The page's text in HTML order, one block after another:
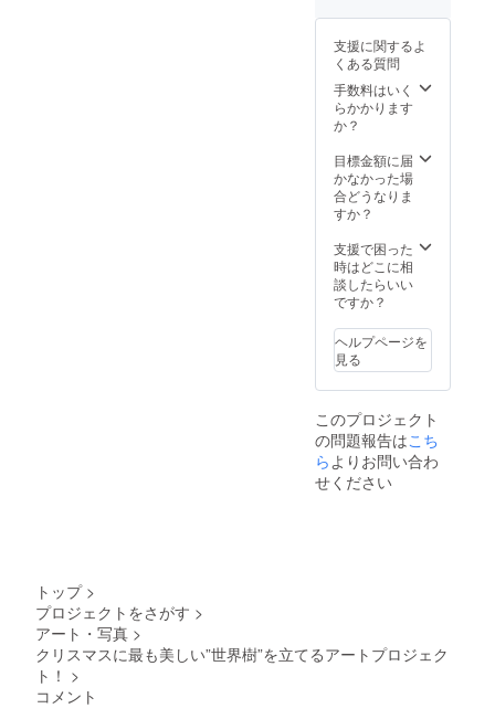
ド
Liv:ra（
ラ）と
の共同
す。 ※
素材シ
ルク
100％ /
め ※縁
の仕様
は変更
される
ござい
ます。
が、ツ
リーの
葉のど
の部分
のカ
月中の
発送と
容は多
少変更
になる
ありま
す。
〜
23cm/M
:23〜
24.5cm/
L:24.5
〜
福の世
界樹の
葉（草
が、限
定200枚
の幸福
のハン
BLESS
姿を変
えてあ
元へ届
きま
す。 ◆
MahoS
ぐ
せん ✴︎
画像は
イメー
ジで
す。額
の仕様
ドサイ
ズのも
のに変
す。 ✴︎2
月中の
お届け
となり
神話の
続きで
あり、
夢を見
る人と
その夢
同じで
す。 一
本の木
いる世
界、下
の世界
はマ
チュが
描かれ
ていま
す。 過
来、現
在と
が、こ
の今と
いう一
はー ・
手染め
ます。
・色を
アー
ティス
honoが
担当、
エシカ
ション
ブラン
ド
Liv:ra（
ラ）と
の共同
制作で
す。 ※
ルク
100％ /
草木染
め ※縁
の仕様
が、ツ
いう人
い。 そ
んな方
に最適
なリ
あー
す・じ
ぷしー
ブが開
催でき
ます。
◆告知
EARTH
GYPSY
のイベ
ントと
常通り
行いま
すの
で、 80
名～100
絶対で
支援に関するよ
くある質問
手数料はいく
らかかります
か？
目標金額に届
かなかった場
合どうなりま
すか？
支援で困った
時はどこに相
談したらいい
ですか？
ヘルプページを
見る
このプロジェクト
の問題報告はこち
らよりお問い合わ
せください
トップ >
プロジェクトをさがす >
アート・写真 >
クリスマスに最も美しい”世界樹”を立てるアートプロジェク
ト！ >
コメント